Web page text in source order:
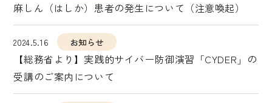
麻しん（はしか）患者の発生について（注意喚起）
2024.5.16 お知らせ
【総務省より】実践的サイバー防御演習「CYDER」の
受講のご案内について